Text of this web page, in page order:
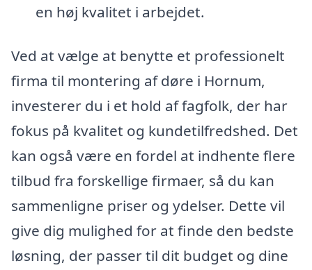
en høj kvalitet i arbejdet.
Ved at vælge at benytte et professionelt
firma til montering af døre i Hornum,
investerer du i et hold af fagfolk, der har
fokus på kvalitet og kundetilfredshed. Det
kan også være en fordel at indhente flere
tilbud fra forskellige firmaer, så du kan
sammenligne priser og ydelser. Dette vil
give dig mulighed for at finde den bedste
løsning, der passer til dit budget og dine